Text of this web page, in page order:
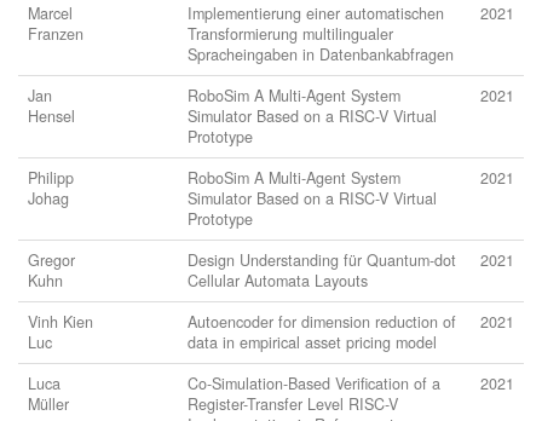
Marcel
Franzen
Implementierung einer automatischen
Transformierung multilingualer
Spracheingaben in Datenbankabfragen
2021
Jan
Hensel
RoboSim A Multi-Agent System
Simulator Based on a RISC-V Virtual
Prototype
2021
Philipp
Johag
RoboSim A Multi-Agent System
Simulator Based on a RISC-V Virtual
Prototype
2021
Gregor
Kuhn
Design Understanding für Quantum-dot
Cellular Automata Layouts
2021
Vinh Kien
Luc
Autoencoder for dimension reduction of
data in empirical asset pricing model
2021
Luca
Müller
Co-Simulation-Based Verification of a
Register-Transfer Level RISC-V
2021